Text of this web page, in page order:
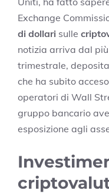
Exchange
di dollari sulle
notizia arriva dal
trimestrale,
che ha subito
operatori di Wall
gruppo bancario
esposizione agli